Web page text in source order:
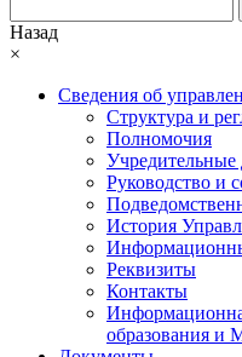
Назад
×
Сведения об
Структура и
Полномочия
Руководство и
История
Реквизиты
Контакты
образования и